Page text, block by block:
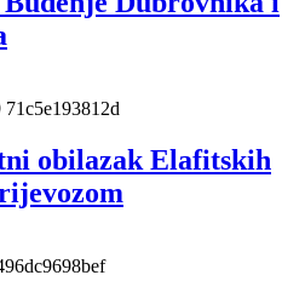
obilazak Elafitskih